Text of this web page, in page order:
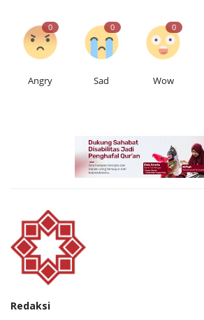
0
Angry
0
Sad
0
Wow
Redaksi